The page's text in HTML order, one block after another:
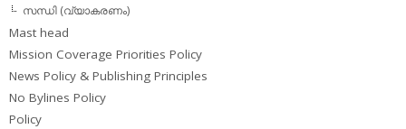
സന്ധി (വ്യാകരണം)
Mast head
Mission Coverage Priorities Policy
News Policy & Publishing Principles
No Bylines Policy
Policy